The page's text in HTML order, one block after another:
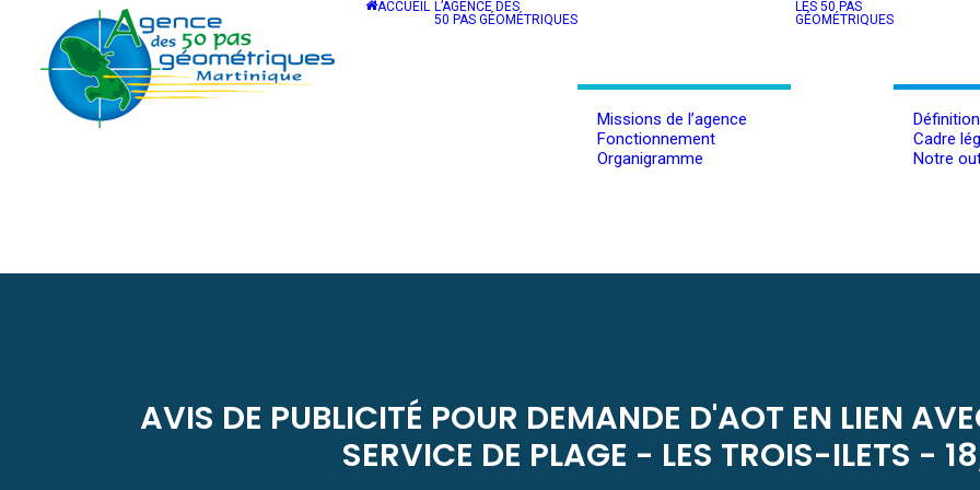
ACCUEIL L’AGENCE DES
50 PAS GÉOMÉTRIQUES
Missions de l’agence
Fonctionnement
Organigramme
LES 50 PAS
GÉOMÉTRIQUES
Cadre
Notre
AVIS DE PUBLICITÉ POUR DEMANDE D'AOT EN LIEN
SERVICE DE PLAGE - LES TROIS-ILETS -